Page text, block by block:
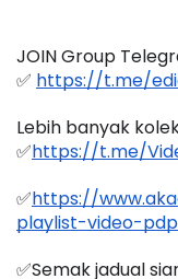
JOIN Group
✅ https://t.me/
Lebih banyak
✅https://t.me/
✅https://
playlist-video-
✅Semak jadual